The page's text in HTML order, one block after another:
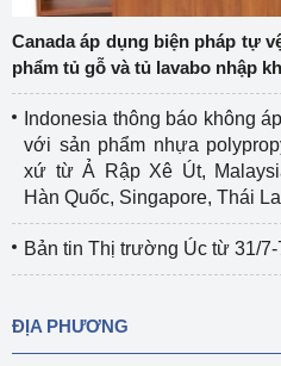
Canada áp dụng biện pháp tự
phẩm tủ gỗ và tủ lavabo nhập
Indonesia thông báo không
với sản phẩm nhựa
xứ từ Ả Rập Xê Út,
Hàn Quốc, Singapore, Thái
Bản tin Thị trường Úc từ 31/
ĐỊA PHƯƠNG